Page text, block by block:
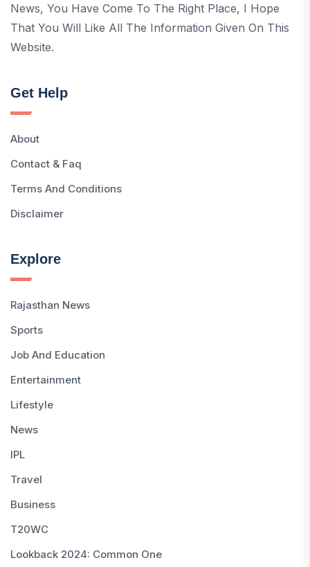
News, You Have Come To The Right Place, I Hope
That You Will Like All The Information Given On This
Website.
Get Help
About
Contact & Faq
Terms And Conditions
Disclaimer
Explore
Rajasthan News
Sports
Job And Education
Entertainment
Lifestyle
News
IPL
Travel
Business
T20WC
Lookback 2024: Common One